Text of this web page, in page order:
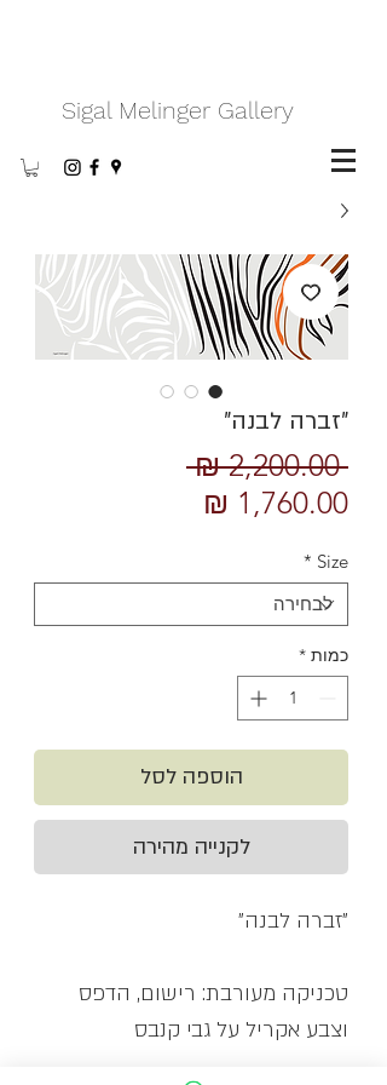
Sigal Melinger Gallery
״זברה לבנה״
‏2,200.00 ‏₪
מחיר
Size
*
כמות *
הוספה לסל
לקנייה מהירה
״זברה לבנה״
טכניקה מעורבת: רישום, הדפס
וצבע אקריל על גבי קנבס